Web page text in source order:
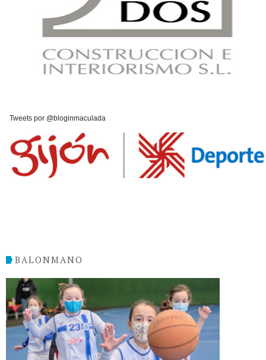
Tweets por @bloginmaculada
BALONMANO